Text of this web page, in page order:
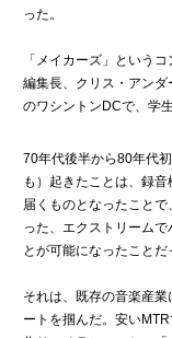
った。
「メイカーズ」という
編集長、クリス・アン
のワシントンDCで、学
70年代後半から80年代
も）起きたことは、録
届くものとなったこと
った、エクストリーム
とが可能になったことだ
それは、既存の音楽産
ートを掴んだ。安い